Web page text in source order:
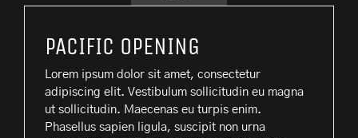
PACIFIC OPENING
Lorem ipsum dolor sit amet, consectetur
adipiscing elit. Vestibulum sollicitudin eu magna
ut sollicitudin. Maecenas eu turpis enim.
Phasellus sapien ligula, suscipit non urna